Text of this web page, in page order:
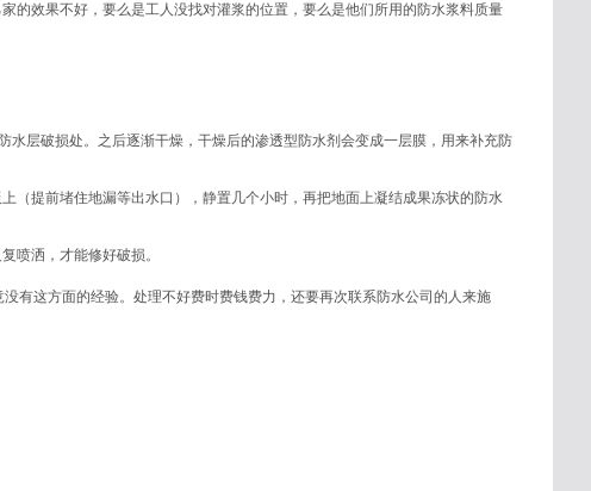
的效果不好，要么是工人没找对灌浆的位置，要么是他们所用的防水浆料质量
水层破损处。之后逐渐干燥，干燥后的渗透型防水剂会变成一层膜，用来补充防
（提前堵住地漏等出水口），静置几个小时，再把地面上凝结成果冻状的防水
喷洒，才能修好破损。
有这方面的经验。处理不好费时费钱费力，还要再次联系防水公司的人来施